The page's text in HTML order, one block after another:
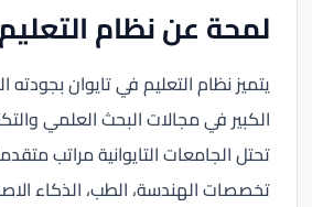
لمحة عن نظام
يتميز نظام التعليم في تايوان بجودته
الكبير في مجالات البحث العلمي
تحتل الجامعات التايوانية مراتب
تخصصات الهندسة، الطب، الذكاء